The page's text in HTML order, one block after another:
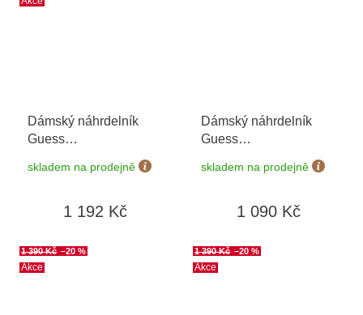
Dámský náhrdelník
Guess
JUBN03073JWYGGNT/U
skladem na prodejně
1 192 Kč
Dámský náhrdelník
Guess
JUBN06087JWRHT/U
skladem na prodejně
1 090 Kč
Akce
1 390 Kč –20 %
Akce
1 390 Kč –20 %